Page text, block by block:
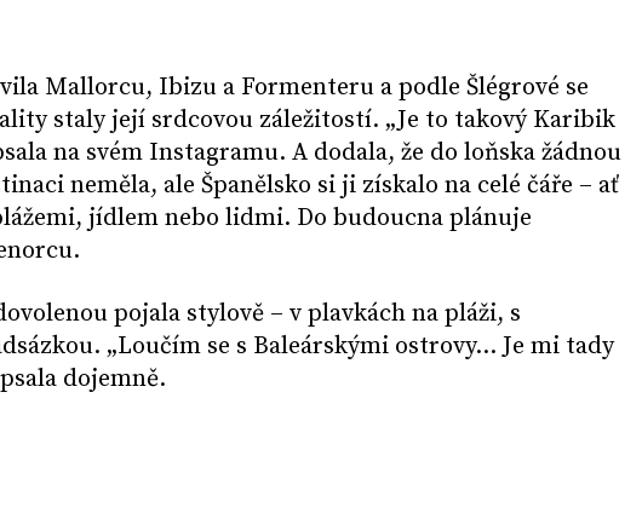
Mallorcu, Ibizu a Formenteru a podle Šlégrové se
staly její srdcovou záležitostí. „Je to takový Karibik
na svém Instagramu. A dodala, že do loňska žádnou
neměla, ale Španělsko si ji získalo na celé čáře – ať
jídlem nebo lidmi. Do budoucna plánuje
pojala stylově – v plavkách na pláži, s
„Loučím se s Baleárskými ostrovy... Je mi tady
dojemně.